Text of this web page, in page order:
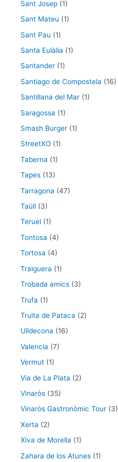
Sant Josep (1)
Sant Mateu (1)
Sant Pau (1)
Santa Eulàlia (1)
Santander (1)
Santiago de Compostela (16)
Santillana del Mar (1)
Saragossa (1)
Smash Burger (1)
StreetXO (1)
Taberna (1)
Tapes (13)
Tarragona (47)
Taüll (3)
Teruel (1)
Tontosa (4)
Tortosa (4)
Traiguera (1)
Trobada amics (3)
Trufa (1)
Truita de Pataca (2)
Ulldecona (16)
Valencia (7)
Vermut (1)
Via de La Plata (2)
Vinaròs (35)
Vinaròs Gastronòmic Tour (3)
Xerta (2)
Xiva de Morella (1)
Zahara de los Atunes (1)